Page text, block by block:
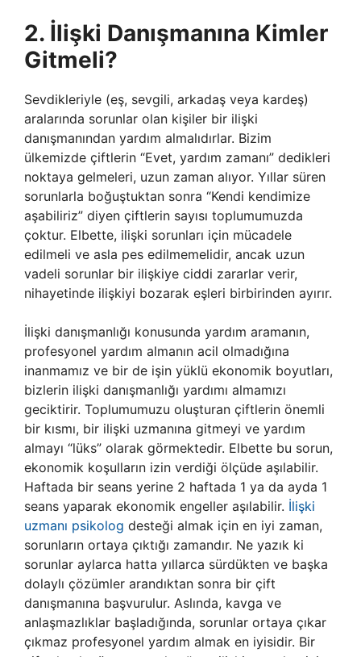
2. İlişki Danışmanına Kimler
Gitmeli?
Sevdikleriyle (eş, sevgili, arkadaş veya kardeş)
aralarında sorunlar olan kişiler bir ilişki
danışmanından yardım almalıdırlar. Bizim
ülkemizde çiftlerin “Evet, yardım zamanı” dedikleri
noktaya gelmeleri, uzun zaman alıyor. Yıllar süren
sorunlarla boğuştuktan sonra “Kendi kendimize
aşabiliriz” diyen çiftlerin sayısı toplumumuzda
çoktur. Elbette, ilişki sorunları için mücadele
edilmeli ve asla pes edilmemelidir, ancak uzun
vadeli sorunlar bir ilişkiye ciddi zararlar verir,
nihayetinde ilişkiyi bozarak eşleri birbirinden ayırır.
İlişki danışmanlığı konusunda yardım aramanın,
profesyonel yardım almanın acil olmadığına
inanmamız ve bir de işin yüklü ekonomik boyutları,
bizlerin ilişki danışmanlığı yardımı almamızı
geciktirir. Toplumumuzu oluşturan çiftlerin önemli
bir kısmı, bir ilişki uzmanına gitmeyi ve yardım
almayı “lüks” olarak görmektedir. Elbette bu sorun,
ekonomik koşulların izin verdiği ölçüde aşılabilir.
Haftada bir seans yerine 2 haftada 1 ya da ayda 1
seans yaparak ekonomik engeller aşılabilir. İlişki
uzmanı psikolog desteği almak için en iyi zaman,
sorunların ortaya çıktığı zamandır. Ne yazık ki
sorunlar aylarca hatta yıllarca sürdükten ve başka
dolaylı çözümler arandıktan sonra bir çift
danışmanına başvurulur. Aslında, kavga ve
anlaşmazlıklar başladığında, sorunlar ortaya çıkar
çıkmaz profesyonel yardım almak en iyisidir. Bir